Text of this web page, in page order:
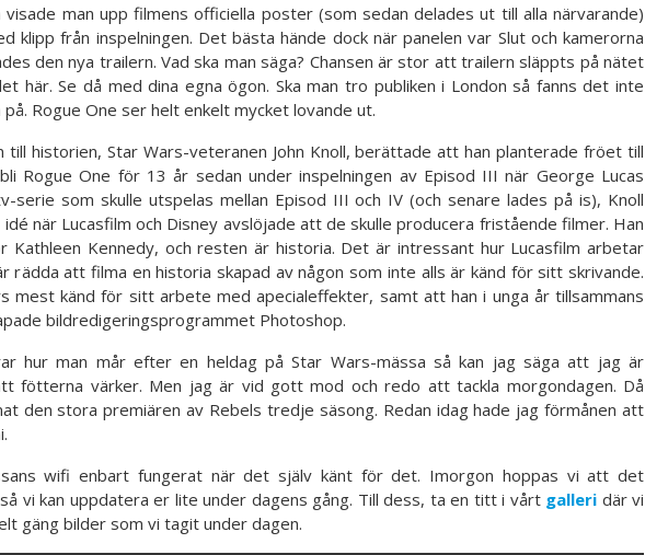
visade man upp filmens officiella poster (som sedan delades ut till alla närvarande)
klipp från inspelningen. Det bästa hände dock när panelen var Slut och kamerorna
den nya trailern. Vad ska man säga? Chansen är stor att trailern släppts på nätet
här. Se då med dina egna ögon. Ska man tro publiken i London så fanns det inte
Rogue One ser helt enkelt mycket lovande ut.
till historien, Star Wars-veteranen John Knoll, berättade att han planterade fröet till
Rogue One för 13 år sedan under inspelningen av Episod III när George Lucas
serie som skulle utspelas mellan Episod III och IV (och senare lades på is), Knoll
idé när Lucasfilm och Disney avslöjade att de skulle producera fristående filmer. Han
Kathleen Kennedy, och resten är historia. Det är intressant hur Lucasfilm arbetar
rädda att filma en historia skapad av någon som inte alls är känd för sitt skrivande.
mest känd för sitt arbete med apecialeffekter, samt att han i unga år tillsammans
bildredigeringsprogrammet Photoshop.
hur man mår efter en heldag på Star Wars-mässa så kan jag säga att jag är
fötterna värker. Men jag är vid gott mod och redo att tackla morgondagen. Då
den stora premiären av Rebels tredje säsong. Redan idag hade jag förmånen att
wifi enbart fungerat när det själv känt för det. Imorgon hoppas vi att det
vi kan uppdatera er lite under dagens gång. Till dess, ta en titt i vårt galleri där vi
gäng bilder som vi tagit under dagen.